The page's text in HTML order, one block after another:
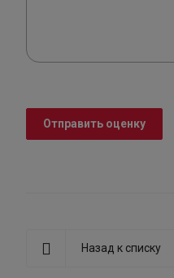
Отправить оценку
Назад к списку